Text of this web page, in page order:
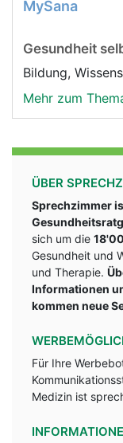
MySana
Gesundheit
Bildung,
Mehr zum
ÜBER
Sprechzimmer
sich um die
Gesundheit und
und Therapie.
Informationen
kommen neue
Für Ihre
Medizin ist